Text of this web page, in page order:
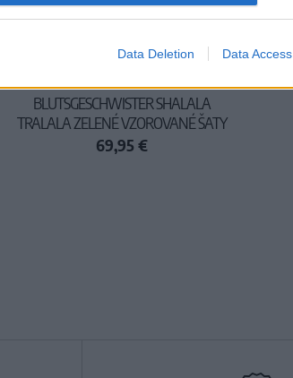
Data Deletion Data Access
BLUTSGESCHWISTER SHALALA
TRALALA ZELENÉ VZOROVANÉ ŠATY
69,95 €